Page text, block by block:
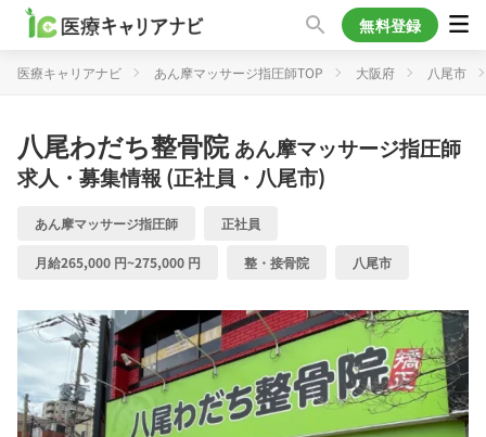
無料登録
医療キャリアナビ あん摩マッサージ指圧師TOP 大阪府 八尾市
八尾わだち整骨院あん摩マッサージ指圧師
求人・募集情報 (正社員・八尾市)
あん摩マッサージ指圧師 正社員
月給265,000 円~275,000 円 整・接骨院 八尾市